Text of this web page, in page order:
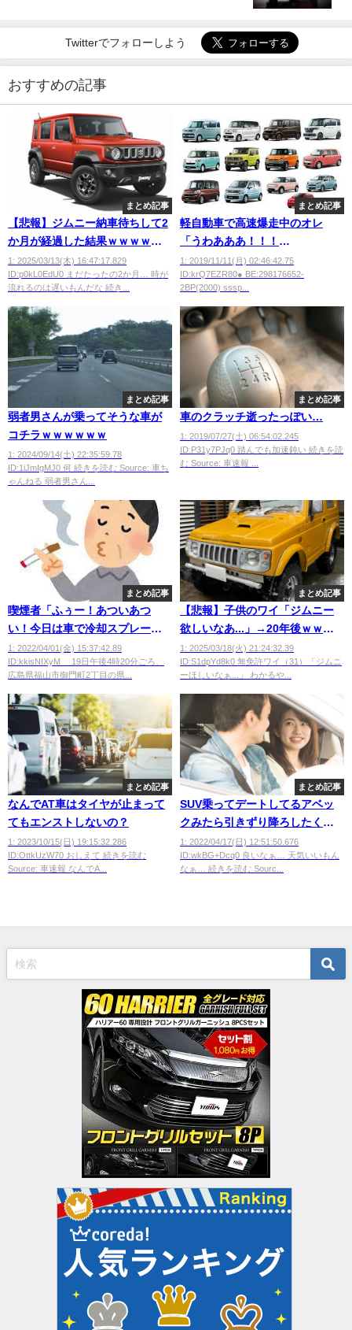
Twitterでフォローしよう
おすすめの記事
まとめ記事
【悲報】ジムニー納車待ちして2
か月が経過した結果ｗｗｗｗｗ
ｗ
1: 2025/03/13(木) 16:47:17.829
ID:p0kL0EdU0 まだたったの2か月… 時が
流れるのは遅いもんだな 続き...
まとめ記事
軽自動車で高速爆走中のオレ
「うわあああ！！！
（100km）」
1: 2019/11/11(月) 02:46:42.75
ID:krQ7EZR80● BE:298176652-
2BP(2000) sssp...
まとめ記事
弱者男さんが乗ってそうな車が
コチラｗｗｗｗｗｗ
1: 2024/09/14(土) 22:35:59.78
ID:1iJmIgMJ0 何 続きを読む Source: 車ち
ゃんねる 弱者男さん...
まとめ記事
車のクラッチ逝ったっぽい…
1: 2019/07/27(土) 06:54:02.245
ID:P31y7PJq0 踏んでも加速鈍い 続きを読
む Source: 車速報 ...
まとめ記事
喫煙者「ふぅー！あついあつ
い！今日は車で冷却スプレーだ
なー！！」→
1: 2022/04/01(金) 15:37:42.89
ID:kkisNIXyM 19日午後4時20分ごろ、
広島県福山市御門町2丁目の県...
まとめ記事
【悲報】子供のワイ「ジムニー
欲しいなあ...」→20年後ｗｗｗ
ｗｗ
1: 2025/03/18(火) 21:24:32.39
ID:S1dpYd8k0 無免許ワイ（31）「ジムニ
ーほしいなぁ...」 わかるや...
まとめ記事
なんでAT車はタイヤが止まって
てもエンストしないの？
1: 2023/10/15(日) 19:15:32.286
ID:OttkUzW70 おしえて 続きを読む
Source: 車速報 なんでA...
まとめ記事
SUV乗ってデートしてるアベッ
クみたら引きずり降ろしたくな
るｗｗｗｗｗｗｗｗ
1: 2022/04/17(日) 12:51:50.676
ID:wkBG+Dcq0 良いなぁ… 天気いいもん
なぁ… 続きを読む Sourc...